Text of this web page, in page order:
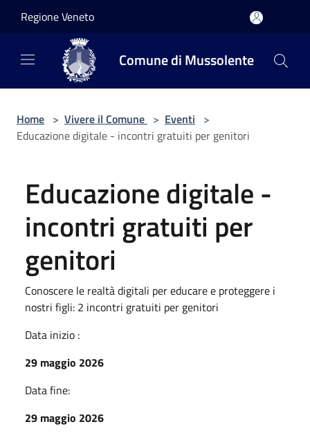
Regione Veneto
Comune di Mussolente
Home > Vivere il Comune > Eventi >
Educazione digitale - incontri gratuiti per genitori
Educazione digitale -
incontri gratuiti per
genitori
Conoscere le realtà digitali per educare e proteggere i
nostri figli: 2 incontri gratuiti per genitori
Data inizio :
29 maggio 2026
Data fine:
29 maggio 2026